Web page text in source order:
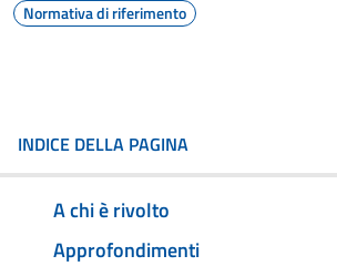
Normativa di riferimento
INDICE DELLA PAGINA
A chi è rivolto
Approfondimenti